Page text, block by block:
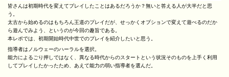
皆さんは初期時代を変えてプレイしたことはあるだろうか？無いと答える人が大半だと思
う。
太古から始めるのはもちろん王道のプレイだが、せっかくオプションで変えて遊べるのだか
ら遊んでみよう、というのが今回の趣旨である。
本レポでは、初期開始時代中世でのプレイを紹介したいと思う。
指導者はノルウェーのハーラルを選択。
能力によるごり押しではなく、異なる時代からのスタートという状況そのものを上手く利用
してプレイしたかったため、あえて能力の弱い指導者を選んだ。